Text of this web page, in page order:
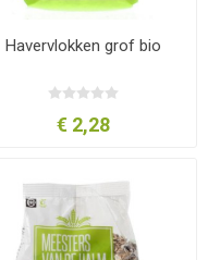
Havervlokken grof bio
€ 2,28